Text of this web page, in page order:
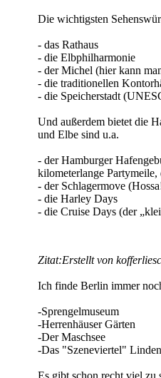
Die wichtigsten
- das Rathaus
- die Elbphilharmonie
- der Michel (hier kann
- die traditionellen
- die Speicherstadt
Und außerdem bietet die
und Elbe sind u.a.
- der Hamburger
kilometerlange
- der Schlagermove
- die Harley Days
- die Cruise Days (der
Zitat:Erstellt von
Ich finde Berlin immer
-Sprengelmuseum
-Herrenhäuser Gärten
-Der Maschsee
-Das "Szeneviertel" Linden
Es gibt schon recht viel zu